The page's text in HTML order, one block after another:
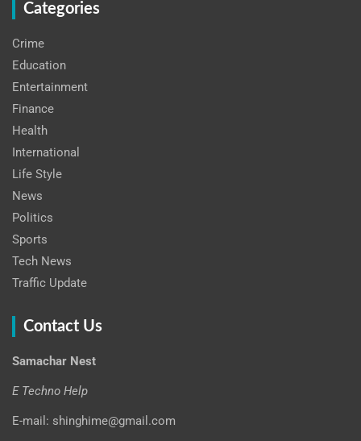
Categories
Crime
Education
Entertainment
Finance
Health
International
Life Style
News
Politics
Sports
Tech News
Traffic Update
Contact Us
Samachar Nest
E Techno Help
E-mail: shinghime@gmail.com